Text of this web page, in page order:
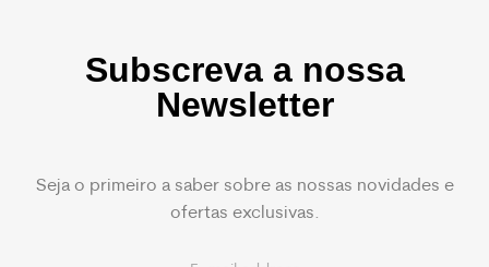
Subscreva a nossa
Newsletter
Seja o primeiro a saber sobre as nossas novidades e
ofertas exclusivas.